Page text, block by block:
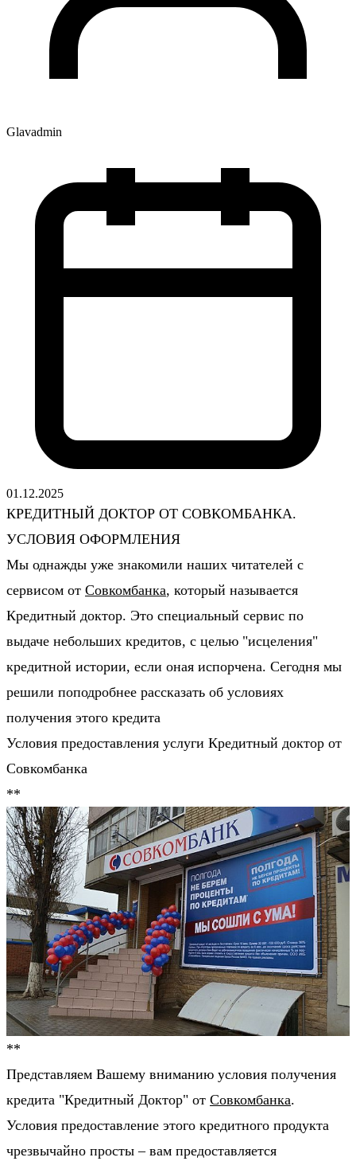
Glavadmin
01.12.2025
КРЕДИТНЫЙ ДОКТОР ОТ СОВКОМБАНКА.
УСЛОВИЯ ОФОРМЛЕНИЯ
Мы однажды уже знакомили наших читателей с
сервисом от Совкомбанка, который называется
Кредитный доктор. Это специальный сервис по
выдаче небольших кредитов, с целью "исцеления"
кредитной истории, если оная испорчена. Сегодня мы
решили поподробнее рассказать об условиях
получения этого кредита
Условия предоставления услуги Кредитный доктор от
Совкомбанка
**
**
Представляем Вашему вниманию условия получения
кредита "Кредитный Доктор" от Совкомбанка.
Условия предоставление этого кредитного продукта
чрезвычайно просты – вам предоставляется